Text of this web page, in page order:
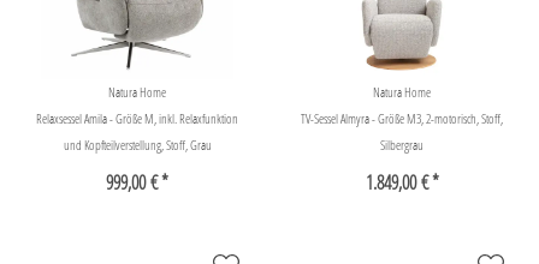
Natura Home
Relaxsessel Amila - Größe M, inkl. Relaxfunktion
und Kopfteilverstellung, Stoff, Grau
999,00 € *
Natura Home
TV-Sessel Almyra - Größe M3, 2-motorisch, Stoff,
Silbergrau
1.849,00 € *